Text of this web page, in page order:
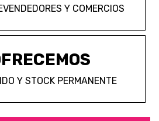
Y COMERCIOS
Y STOCK PERMANENTE